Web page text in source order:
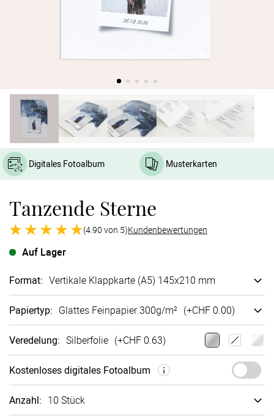
Digitales Fotoalbum Musterkarten
Tanzende Sterne
(4.90 von 5)Kundenbewertungen
Auf Lager
Format: Vertikale Klappkarte (A5) 145x210 mm
Papiertyp: Glattes Fein­papier 300g/m² (+CHF 0.00)
Veredelung: Silberfolie (+CHF 0.63)
Kosten­loses digi­tales Foto­album
Anzahl: 10 Stück